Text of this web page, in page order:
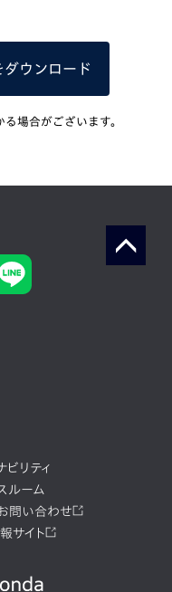
ウンロード
場合がございます。
ビリティ
ルーム
問い合わせ
サイト